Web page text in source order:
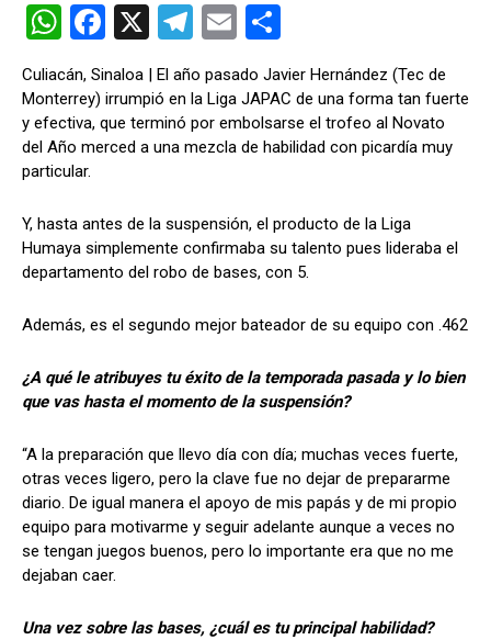
W
h
at
s
A
p
F
a
ce
b
o
k
X
T
e
gr
a
E
m
ail
o
m
p
ar
Culiacán, Sinaloa | El año pasado Javier Hernández (Tec de
Monterrey) irrumpió en la Liga JAPAC de una forma tan fuerte
y efectiva, que terminó por embolsarse el trofeo al Novato
del Año merced a una mezcla de habilidad con picardía muy
particular.
Y, hasta antes de la suspensión, el producto de la Liga
Humaya simplemente confirmaba su talento pues lideraba el
departamento del robo de bases, con 5.
Además, es el segundo mejor bateador de su equipo con .462
¿A qué le atribuyes tu éxito de la temporada pasada y lo bien
que vas hasta el momento de la suspensión?
“A la preparación que llevo día con día; muchas veces fuerte,
otras veces ligero, pero la clave fue no dejar de prepararme
diario. De igual manera el apoyo de mis papás y de mi propio
equipo para motivarme y seguir adelante aunque a veces no
se tengan juegos buenos, pero lo importante era que no me
dejaban caer.
Una vez sobre las bases, ¿cuál es tu principal habilidad?